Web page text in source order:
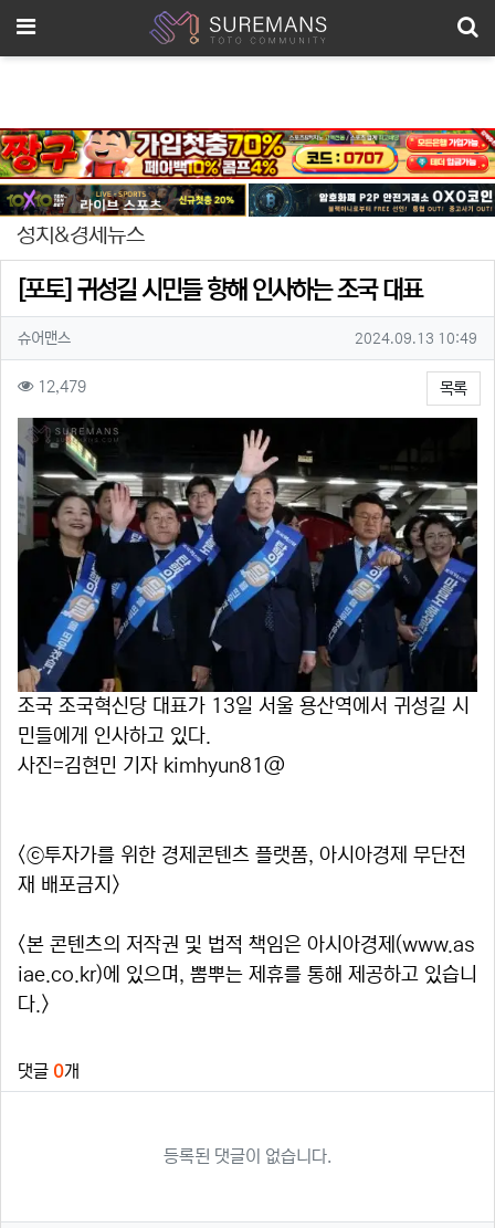
메뉴
정치&경제뉴스
[포토] 귀성길 시민들 향해 인사하는 조국 대표
작성자 정보
작성자
슈어맨스 작성일
2024.09.13 10:49
컨텐츠 정보
조회12,479 목록
본문
조국 조국혁신당 대표가 13일 서울 용산역에서 귀성길 시
민들에게 인사하고 있다.
사진=김현민 기자 kimhyun81@
<ⓒ투자가를 위한 경제콘텐츠 플랫폼, 아시아경제 무단전
재 배포금지>
<본 콘텐츠의 저작권 및 법적 책임은 아시아경제(www.as
iae.co.kr)에 있으며, 뽐뿌는 제휴를 통해 제공하고 있습니
다.>
댓글 0개
등록된 댓글이 없습니다.